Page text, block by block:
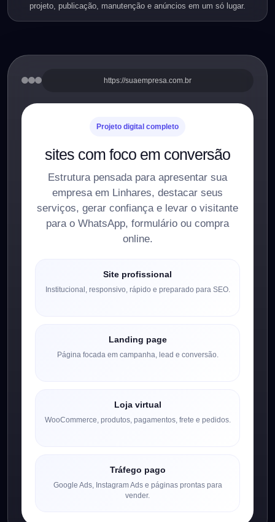
projeto, publicação, manutenção e anúncios em um só lugar.
https://suaempresa.com.br
Projeto digital completo
sites com foco em conversão
Estrutura pensada para apresentar sua
empresa em Linhares, destacar seus
serviços, gerar confiança e levar o visitante
para o WhatsApp, formulário ou compra
online.
Site profissional
Institucional, responsivo, rápido e preparado para SEO.
Landing page
Página focada em campanha, lead e conversão.
Loja virtual
WooCommerce, produtos, pagamentos, frete e pedidos.
Tráfego pago
Google Ads, Instagram Ads e páginas prontas para
vender.